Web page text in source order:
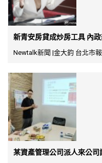
新青安房貸成炒房工具 內
Newtalk新聞 |金大鈞 台北市
某資產管理公司派人來公